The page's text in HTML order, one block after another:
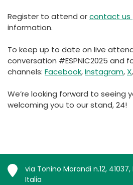
Register to attend orcontact us
information.
To keep up to date on live
conversation #ESPNIC2025 and
channels: Facebook,Instagram, X,
We’re looking forward to seeing
welcoming you to our stand, 24!
via Tonino Morandi n.12,
Italia